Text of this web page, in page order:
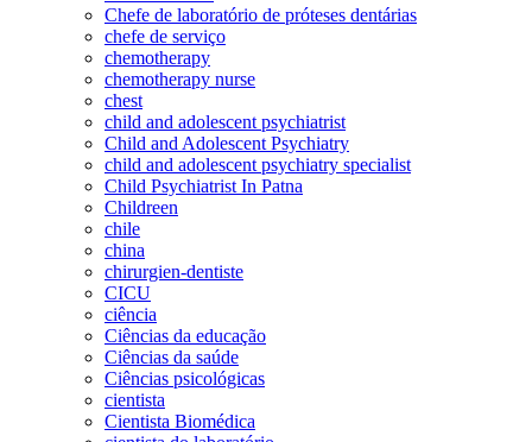
Chefe de laboratório de próteses dentárias
chefe de serviço
chemotherapy
chemotherapy nurse
chest
child and adolescent psychiatrist
Child and Adolescent Psychiatry
child and adolescent psychiatry specialist
Child Psychiatrist In Patna
Childreen
chile
china
chirurgien-dentiste
CICU
ciência
Ciências da educação
Ciências da saúde
Ciências psicológicas
cientista
Cientista Biomédica